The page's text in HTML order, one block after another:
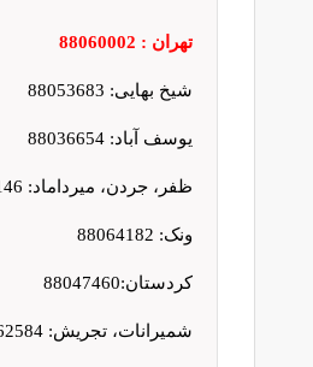
تهران : 88060002
شیخ بهایی: 88053683
یوسف آباد: 88036654
ظفر، جردن، میرداماد: 22885146
ونک: 88064182
کردستان:88047460
شمیرانات، تجریش: 22862584